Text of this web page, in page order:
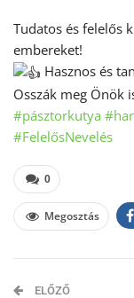
Tudatos és felelős
embereket!
Hasznos és
Osszák meg Önök
#pásztorkutya
#FelelősNevelés
0
Megosztás
ELŐZŐ